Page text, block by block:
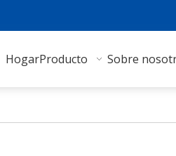
HogarProducto Sobre